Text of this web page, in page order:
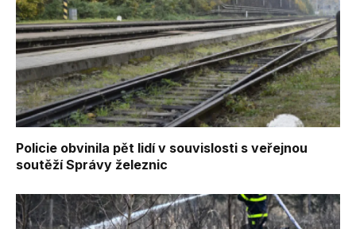
Policie obvinila pět lidí v souvislosti s veřejnou
soutěží Správy železnic